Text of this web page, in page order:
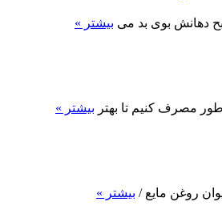
دهانش بوی بد می بیشتر »
طور مصرف کنیم تا بهتر بیشتر »
بیشتر »